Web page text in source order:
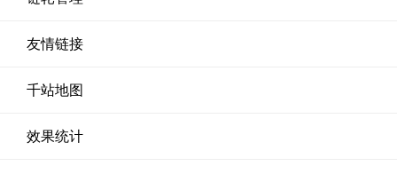
友情链接
千站地图
效果统计